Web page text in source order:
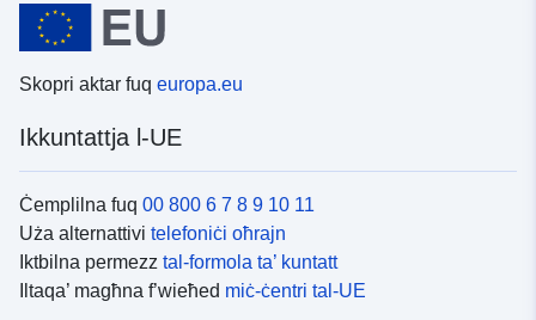
Skopri aktar fuq europa.eu
Ikkuntattja l-UE
Ċemplilna fuq 00 800 6 7 8 9 10 11
Uża alternattivi telefoniċi oħrajn
Iktbilna permezz tal-formola ta’ kuntatt
Iltaqa’ magħna f’wieħed miċ-ċentri tal-UE